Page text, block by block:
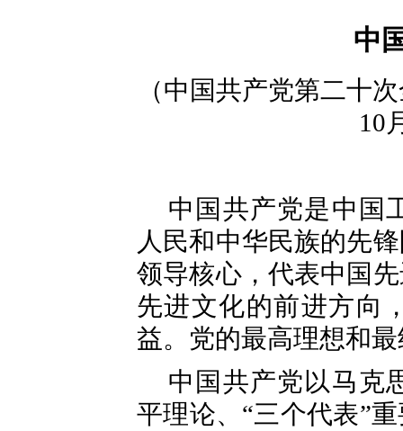
中
（中国共产党第二十
10
中国共产党是中国
人民和中华民族的先
领导核心，代表中国
先进文化的前进方向
益。党的最高理想和
中国共产党以马克
平理论、“三个代表”